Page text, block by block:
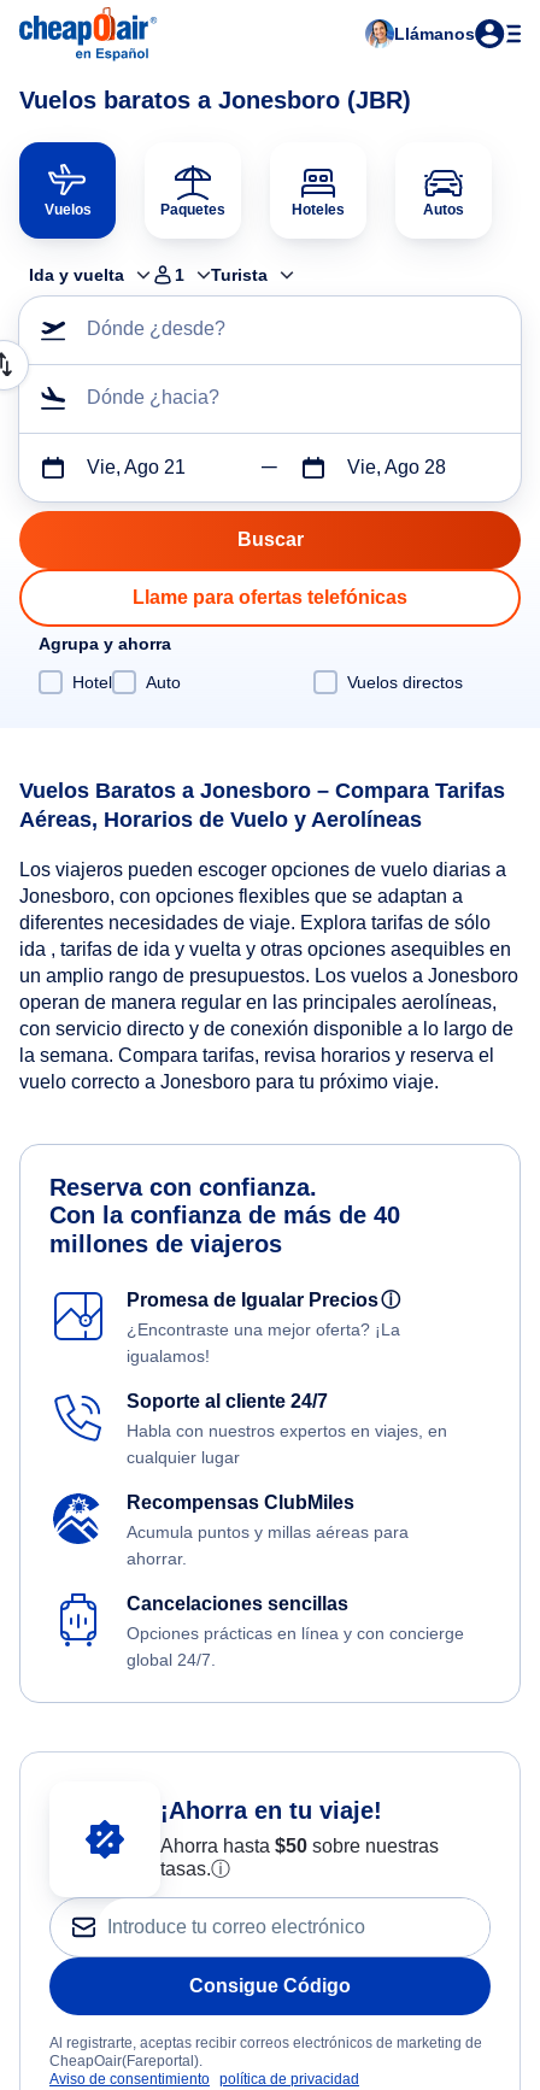
Llámanos
Vuelos baratos a Jonesboro (JBR)
Vuelos Paquetes Hoteles Autos
Ida y vuelta 1 Turista
Dónde ¿desde?
Dónde ¿hacia?
Vie, Ago 21 Vie, Ago 28
Llame para ofertas telefónicas
Agrupa y ahorra
Hotel
Auto Vuelos directos
Vuelos Baratos a Jonesboro – Compara Tarifas
Aéreas, Horarios de Vuelo y Aerolíneas
Los viajeros pueden escoger opciones de vuelo diarias a
Jonesboro, con opciones flexibles que se adaptan a
diferentes necesidades de viaje. Explora tarifas de sólo
ida , tarifas de ida y vuelta y otras opciones asequibles en
un amplio rango de presupuestos. Los vuelos a Jonesboro
operan de manera regular en las principales aerolíneas,
con servicio directo y de conexión disponible a lo largo de
la semana. Compara tarifas, revisa horarios y reserva el
vuelo correcto a Jonesboro para tu próximo viaje.
Reserva con confianza.
Con la confianza de más de 40
millones de viajeros
Promesa de Igualar Preciosⓘ
¿Encontraste una mejor oferta? ¡La
igualamos!
Soporte al cliente 24/7
Habla con nuestros expertos en viajes, en
cualquier lugar
Recompensas ClubMiles
Acumula puntos y millas aéreas para
ahorrar.
Cancelaciones sencillas
Opciones prácticas en línea y con concierge
global 24/7.
¡Ahorra en tu viaje!
Ahorra hasta $50sobre nuestras
tasas.ⓘ
Consigue Código
Al registrarte, aceptas recibir correos electrónicos de marketing de
CheapOair(Fareportal).
Aviso de consentimiento política de privacidad